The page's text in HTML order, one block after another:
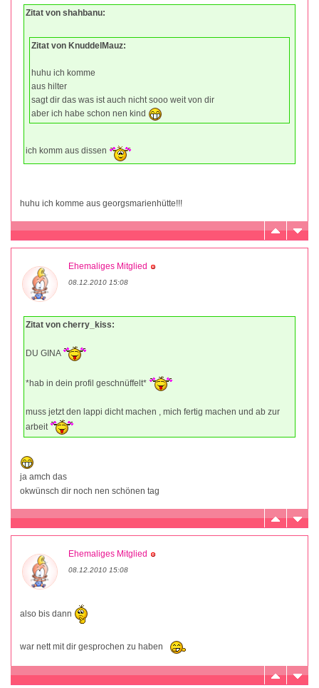
Zitat von shahbanu:
Zitat von KnuddelMauz:
huhu ich komme
aus hilter
sagt dir das was ist auch nicht sooo weit von dir
aber ich habe schon nen kind
ich komm aus dissen
huhu ich komme aus georgsmarienhütte!!!
Ehemaliges Mitglied
08.12.2010 15:08
Zitat von cherry_kiss:
DU GINA
*hab in dein profil geschnüffelt*
muss jetzt den lappi dicht machen , mich fertig machen und ab zur
arbeit
ja amch das
okwünsch dir noch nen schönen tag
Ehemaliges Mitglied
08.12.2010 15:08
also bis dann
war nett mit dir gesprochen zu haben